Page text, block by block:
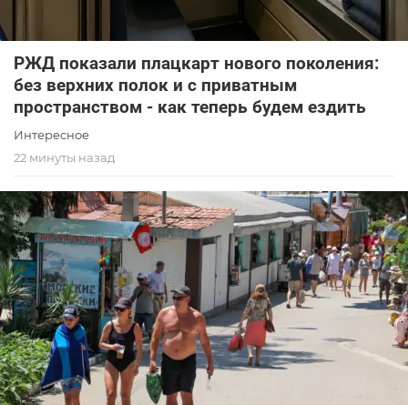
РЖД показали плацкарт нового поколения:
без верхних полок и с приватным
пространством - как теперь будем ездить
Интересное
22 минуты назад